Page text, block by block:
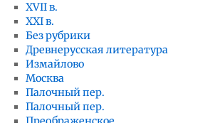
XVII в.
XXI в.
Без рубрики
Древнерусская литература
Измайлово
Москва
Палочный пер.
Палочный пер.